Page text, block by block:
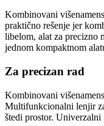
Kombinovani
praktično rešenje jer
libelom, alat za precizno
jednom kompaktnom
Za precizan rad
Kombinovani
Multifunkcionalni lenjir
štedi prostor.